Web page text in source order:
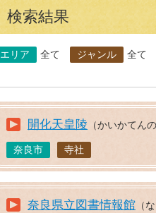
検索結果
エリア 全て ジャンル 全て
開化天皇陵 （かいかてん
奈良市 寺社
奈良県立図書情報館 （